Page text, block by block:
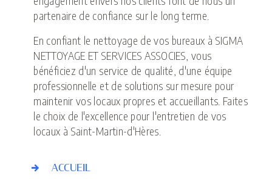
partenaire de confiance sur le long terme.
En confiant le nettoyage de vos bureaux à SIGMA
NETTOYAGE ET SERVICES ASSOCIES, vous
bénéficiez d'un service de qualité, d'une équipe
professionnelle et de solutions sur mesure pour
maintenir vos locaux propres et accueillants. Faites
le choix de l'excellence pour l'entretien de vos
locaux à Saint-Martin-d'Hères.
ACCUEIL